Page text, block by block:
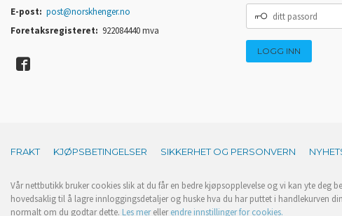
E-post: post@norskhenger.no
Foretaksregisteret: 922084440 mva
PASSORD
FRAKT KJØPSBETINGELSER SIKKERHET OG PERSONVERN
Vår nettbutikk bruker cookies slik at du får en bedre kjøpsopplevelse og vi kan yte deg
hovedsaklig til å lagre innloggingsdetaljer og huske hva du har puttet i handlekurven
normalt om du godtar dette. Les merellerendre innstillinger for cookies.